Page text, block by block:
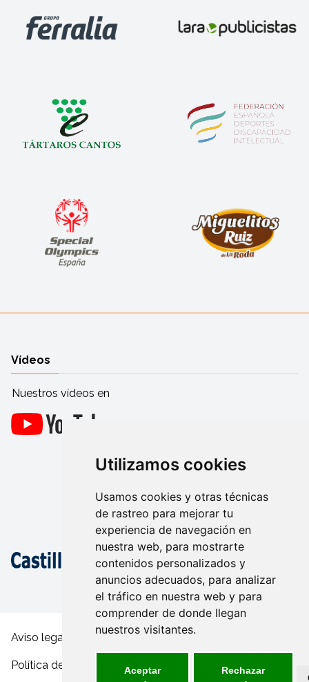
Utilizamos cookies
Usamos cookies y otras técnicas
de rastreo para mejorar tu
experiencia de navegación en
nuestra web, para mostrarte
contenidos personalizados y
anuncios adecuados, para analizar
el tráfico en nuestra web y para
comprender de donde llegan
nuestros visitantes.
Aceptar
Rechazar
Vídeos
Nuestros vídeos en
Aviso legal y condiciones de uso
Política de privacidad